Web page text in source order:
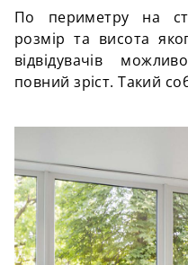
По периметру на
розмір та висота
відвідувачів
повний зріст. Такий